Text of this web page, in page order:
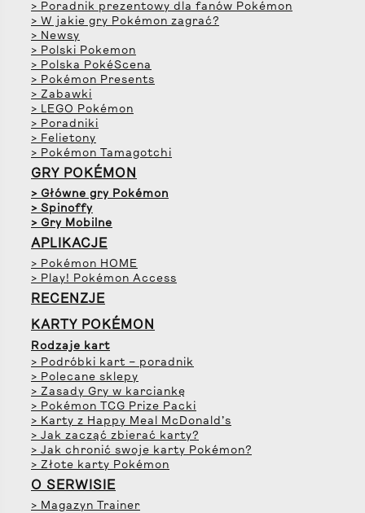
> Poradnik prezentowy dla fanów Pokémon
> W jakie gry Pokémon zagrać?
> Newsy
> Polski Pokemon
> Polska PokéScena
> Pokémon Presents
> Zabawki
> LEGO Pokémon
> Poradniki
> Felietony
> Pokémon Tamagotchi
GRY POKÉMON
> Główne gry Pokémon
> Spinoffy
> Gry Mobilne
APLIKACJE
> Pokémon HOME
> Play! Pokémon Access
RECENZJE
KARTY POKÉMON
Rodzaje kart
> Podróbki kart – poradnik
> Polecane sklepy
> Zasady Gry w karciankę
> Pokémon TCG Prize Packi
> Karty z Happy Meal McDonald’s
> Jak zacząć zbierać karty?
> Jak chronić swoje karty Pokémon?
> Złote karty Pokémon
O SERWISIE
> Magazyn Trainer